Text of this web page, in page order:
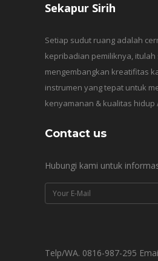
Sekapur Sirih
Setiap sudut ruang adalah
kepribadian pemiliknya,
mengembangkan kreatifitas
instrumen yang tepat untuk
kenyamanan & kualitas hidup
Contact us
Hubungi kami untuk
Telp/WA. 0816-987-295